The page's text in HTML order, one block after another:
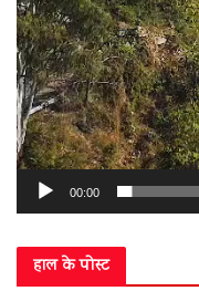
00:00
हाल के पोस्ट